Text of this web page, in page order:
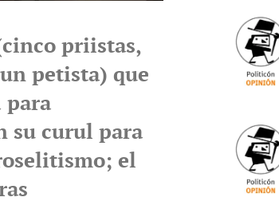
priistas,
petista) que
su curul para
el